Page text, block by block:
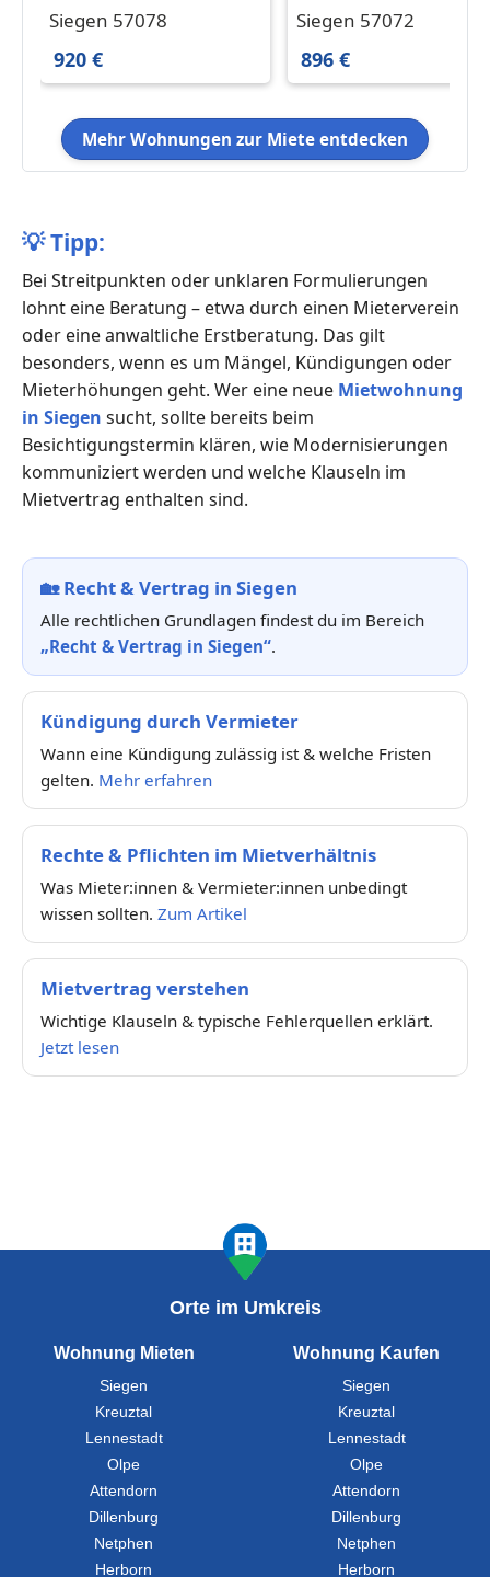
in Siegen 920 € 93.66 m²
Siegen 57078
920 €
in Siegen 896 € 69.5
Siegen 57072
896 €
Mehr Wohnungen zur Miete entdecken
💡Tipp:
Bei Streitpunkten oder unklaren Formulierungen
lohnt eine Beratung – etwa durch einen Mieterverein
oder eine anwaltliche Erstberatung. Das gilt
besonders, wenn es um Mängel, Kündigungen oder
Mieterhöhungen geht. Wer eine neue Mietwohnung
in Siegen sucht, sollte bereits beim
Besichtigungstermin klären, wie Modernisierungen
kommuniziert werden und welche Klauseln im
Mietvertrag enthalten sind.
🏡Recht & Vertrag in Siegen
Alle rechtlichen Grundlagen findest du im Bereich
„Recht & Vertrag in Siegen“.
Kündigung durch Vermieter
Wann eine Kündigung zulässig ist & welche Fristen
gelten. Mehr erfahren
Rechte & Pflichten im Mietverhältnis
Was Mieter:innen & Vermieter:innen unbedingt
wissen sollten. Zum Artikel
Mietvertrag verstehen
Wichtige Klauseln & typische Fehlerquellen erklärt.
Jetzt lesen
Orte im Umkreis
Wohnung Mieten
Siegen
Kreuztal
Lennestadt
Olpe
Attendorn
Dillenburg
Netphen
Herborn
Wohnung Kaufen
Siegen
Kreuztal
Lennestadt
Olpe
Attendorn
Dillenburg
Netphen
Herborn